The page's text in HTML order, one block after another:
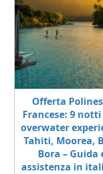
Offerta
Francese: 9 notti
overwater
Tahiti, Moorea,
Bora – Guida
assistenza in